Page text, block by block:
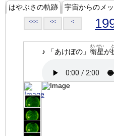
はやぶさの軌跡 宇宙からのメ
<<< << <
♪ 「あけぼの」 衛星
えいせい
が